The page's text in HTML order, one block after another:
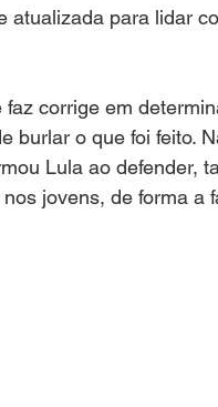
atualizada para lidar
faz corrige em
burlar o que foi feito.
Lula ao defender,
jovens, de forma a